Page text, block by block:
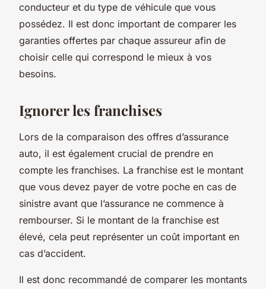
conducteur et du type de véhicule que vous
possédez. Il est donc important de comparer les
garanties offertes par chaque assureur afin de
choisir celle qui correspond le mieux à vos
besoins.
Ignorer les franchises
Lors de la comparaison des offres d’assurance
auto, il est également crucial de prendre en
compte les franchises. La franchise est le montant
que vous devez payer de votre poche en cas de
sinistre avant que l’assurance ne commence à
rembourser. Si le montant de la franchise est
élevé, cela peut représenter un coût important en
cas d’accident.
Il est donc recommandé de comparer les montants